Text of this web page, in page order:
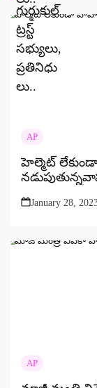
AP
హెల్మెట్
January 28,
AP